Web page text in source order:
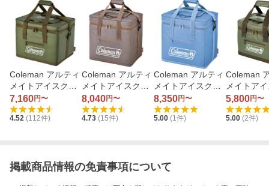
Coleman アルティ
メイトアイスクー
ラーII 25L （オリ
ーブ）
7,160円〜
4.52 (112件)
Coleman アルティ
メイトアイスクー
ラーII 35L （グレ
ージュ）
8,040円〜
4.73 (15件)
Coleman アルティ
メイトアイスクー
ラーII 35L（アイス
ブルー）
8,350円〜
5.00 (1件)
Coleman
メイトア
ラーII 15L
ブ）
5,800円〜
5.00 (2件)
掲載商品情報の免責事項について